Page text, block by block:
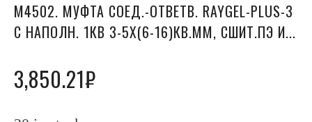
М4502. МУФТА СОЕД.-ОТВЕТВ. RAYGEL-PLUS-3
С НАПОЛН. 1КВ 3-5Х(6-16)КВ.ММ, СШИТ.ПЭ И...
3,850.21₽